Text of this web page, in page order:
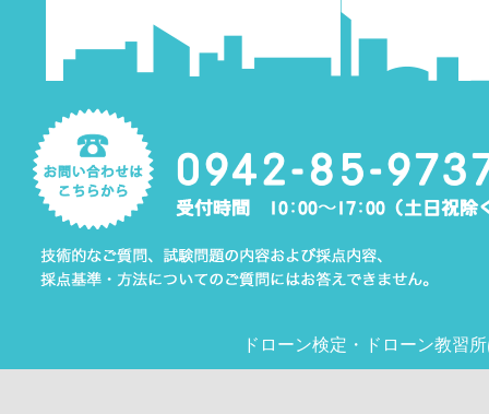
ドローン検定 ・ ドローン教習所